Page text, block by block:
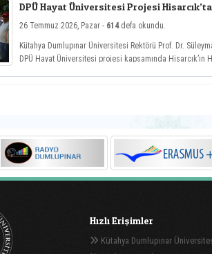
DPÜ Hayat Üniversitesi Projesi Hisarcık’ta
26 Temmuz 2026, Pazar - 614defa okundu.
Kütahya Dumlupınar Üniversitesi Rektörü Prof. Dr.
DPÜ Hayat Üniversitesi projesi kapsamında Hisarcık’ın
Hızlı Erişimler
Kütahya Dumlupınar